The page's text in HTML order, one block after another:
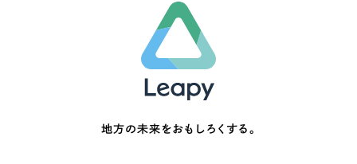
地方の未来をおもしろくする。